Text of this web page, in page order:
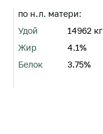
по н.л. матери:
Удой
14962 кг
Жир
4.1%
Белок
3.75%